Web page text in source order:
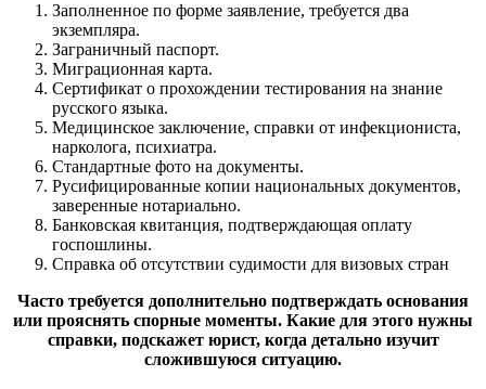
Заполненное по форме заявление, требуется два
экземпляра.
Заграничный паспорт.
Миграционная карта.
Сертификат о прохождении тестирования на знание
русского языка.
Медицинское заключение, справки от инфекциониста,
нарколога, психиатра.
Стандартные фото на документы.
Русифицированные копии национальных документов,
заверенные нотариально.
Банковская квитанция, подтверждающая оплату
госпошлины.
Cправка об отсутствии судимости для визовых стран
Часто требуется дополнительно подтверждать основания
или прояснять спорные моменты. Какие для этого нужны
справки, подскажет юрист, когда детально изучит
сложившуюся ситуацию.